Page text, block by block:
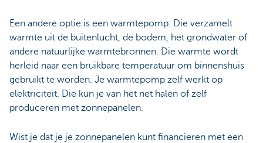
Een andere optie is een warmtepomp. Die verzamelt
warmte uit de buitenlucht, de bodem, het grondwater of
andere natuurlijke warmtebronnen. Die warmte wordt
herleid naar een bruikbare temperatuur om binnenshuis
gebruikt te worden. Je warmtepomp zelf werkt op
elektriciteit. Die kun je van het net halen of zelf
produceren met zonnepanelen.
Wist je dat je je zonnepanelen kunt financieren met een